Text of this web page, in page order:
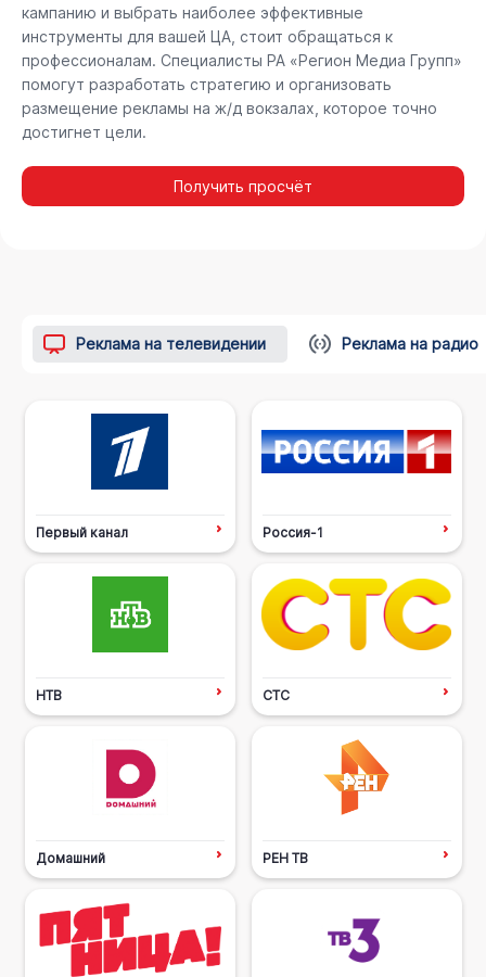
кампанию и выбрать наиболее эффективные
инструменты для вашей ЦА, стоит обращаться к
профессионалам. Специалисты РА «Регион Медиа Групп»
помогут разработать стратегию и организовать
размещение рекламы на ж/д вокзалах, которое точно
достигнет цели.
Получить просчёт
Реклама на телевидении Реклама на радио
Первый канал Россия-1
НТВ СТС
Домашний РЕН ТВ